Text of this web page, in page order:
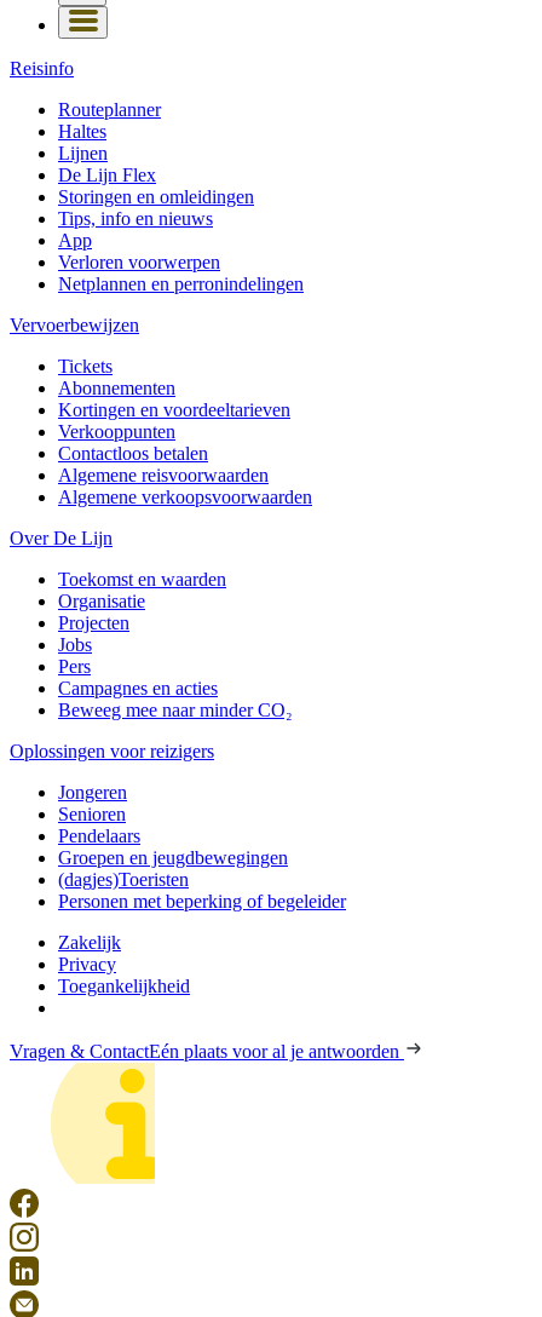
Reisinfo
Routeplanner
Haltes
Lijnen
De Lijn Flex
Storingen en omleidingen
Tips, info en nieuws
App
Verloren voorwerpen
Netplannen en perronindelingen
Vervoerbewijzen
Tickets
Abonnementen
Kortingen en voordeeltarieven
Verkooppunten
Contactloos betalen
Algemene reisvoorwaarden
Algemene verkoopsvoorwaarden
Over De Lijn
Toekomst en waarden
Organisatie
Projecten
Jobs
Pers
Campagnes en acties
Beweeg mee naar minder CO₂
Oplossingen voor reizigers
Jongeren
Senioren
Pendelaars
Groepen en jeugdbewegingen
(dagjes)Toeristen
Personen met beperking of begeleider
Zakelijk
Privacy
Toegankelijkheid
Vragen & ContactEén plaats voor al je antwoorden